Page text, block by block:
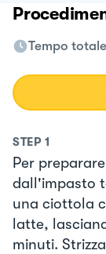
Tempo totale
STEP 1
Per
dall'impasto
una ciottola
latte,
minuti.